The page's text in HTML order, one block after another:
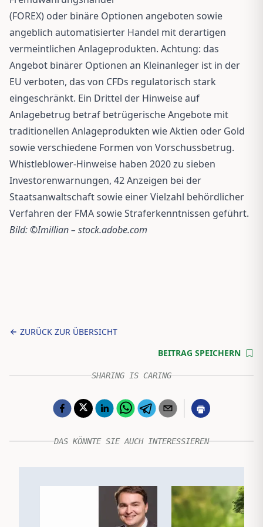
(FOREX) oder binäre Optionen angeboten sowie
angeblich automatisierter Handel mit derartigen
vermeintlichen Anlageprodukten. Achtung: das
Angebot binärer Optionen an Kleinanleger ist in der
EU verboten, das von CFDs regulatorisch stark
eingeschränkt. Ein Drittel der Hinweise auf
Anlagebetrug betraf betrügerische Angebote mit
traditionellen Anlageprodukten wie Aktien oder Gold
sowie verschiedene Formen von Vorschussbetrug.
Whistleblower-Hinweise haben 2020 zu sieben
Investorenwarnungen, 42 Anzeigen bei der
Staatsanwaltschaft sowie einer Vielzahl behördlicher
Verfahren der FMA sowie Straferkenntnissen geführt.
Bild: ©Imillian – stock.adobe.com
ZURÜCK ZUR ÜBERSICHT
BEITRAG SPEICHERN
SHARING IS CARING
DAS KÖNNTE SIE AUCH INTERESSIEREN